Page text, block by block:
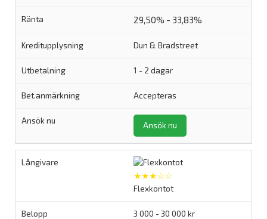
29,50% - 33,83%
Dun & Bradstreet
1 - 2 dagar
Accepteras
Ansök nu
★★★☆☆
Flexkontot
3 000 - 30 000 kr